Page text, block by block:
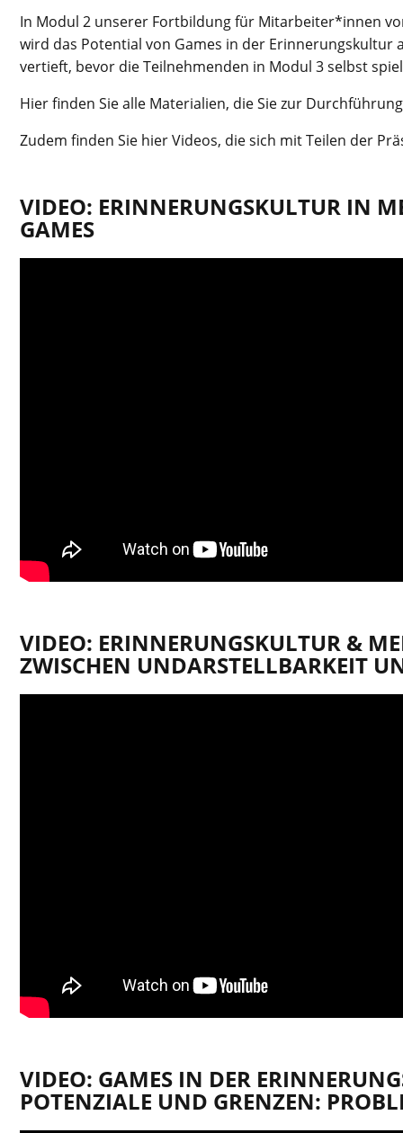
In Modul 2 unserer Fortbildung für Mitarbeiter*innen
wird das Potential von Games in der Erinnerungskultur
vertieft, bevor die Teilnehmenden in Modul 3 selbst
Hier finden Sie alle Materialien, die Sie zur
Zudem finden Sie hier Videos, die sich mit Teilen der
VIDEO: ERINNERUNGSKULTUR IN
GAMES
VIDEO: ERINNERUNGSKULTUR &
ZWISCHEN UNDARSTELLBARKEIT
VIDEO: GAMES IN DER
POTENZIALE UND GRENZEN: